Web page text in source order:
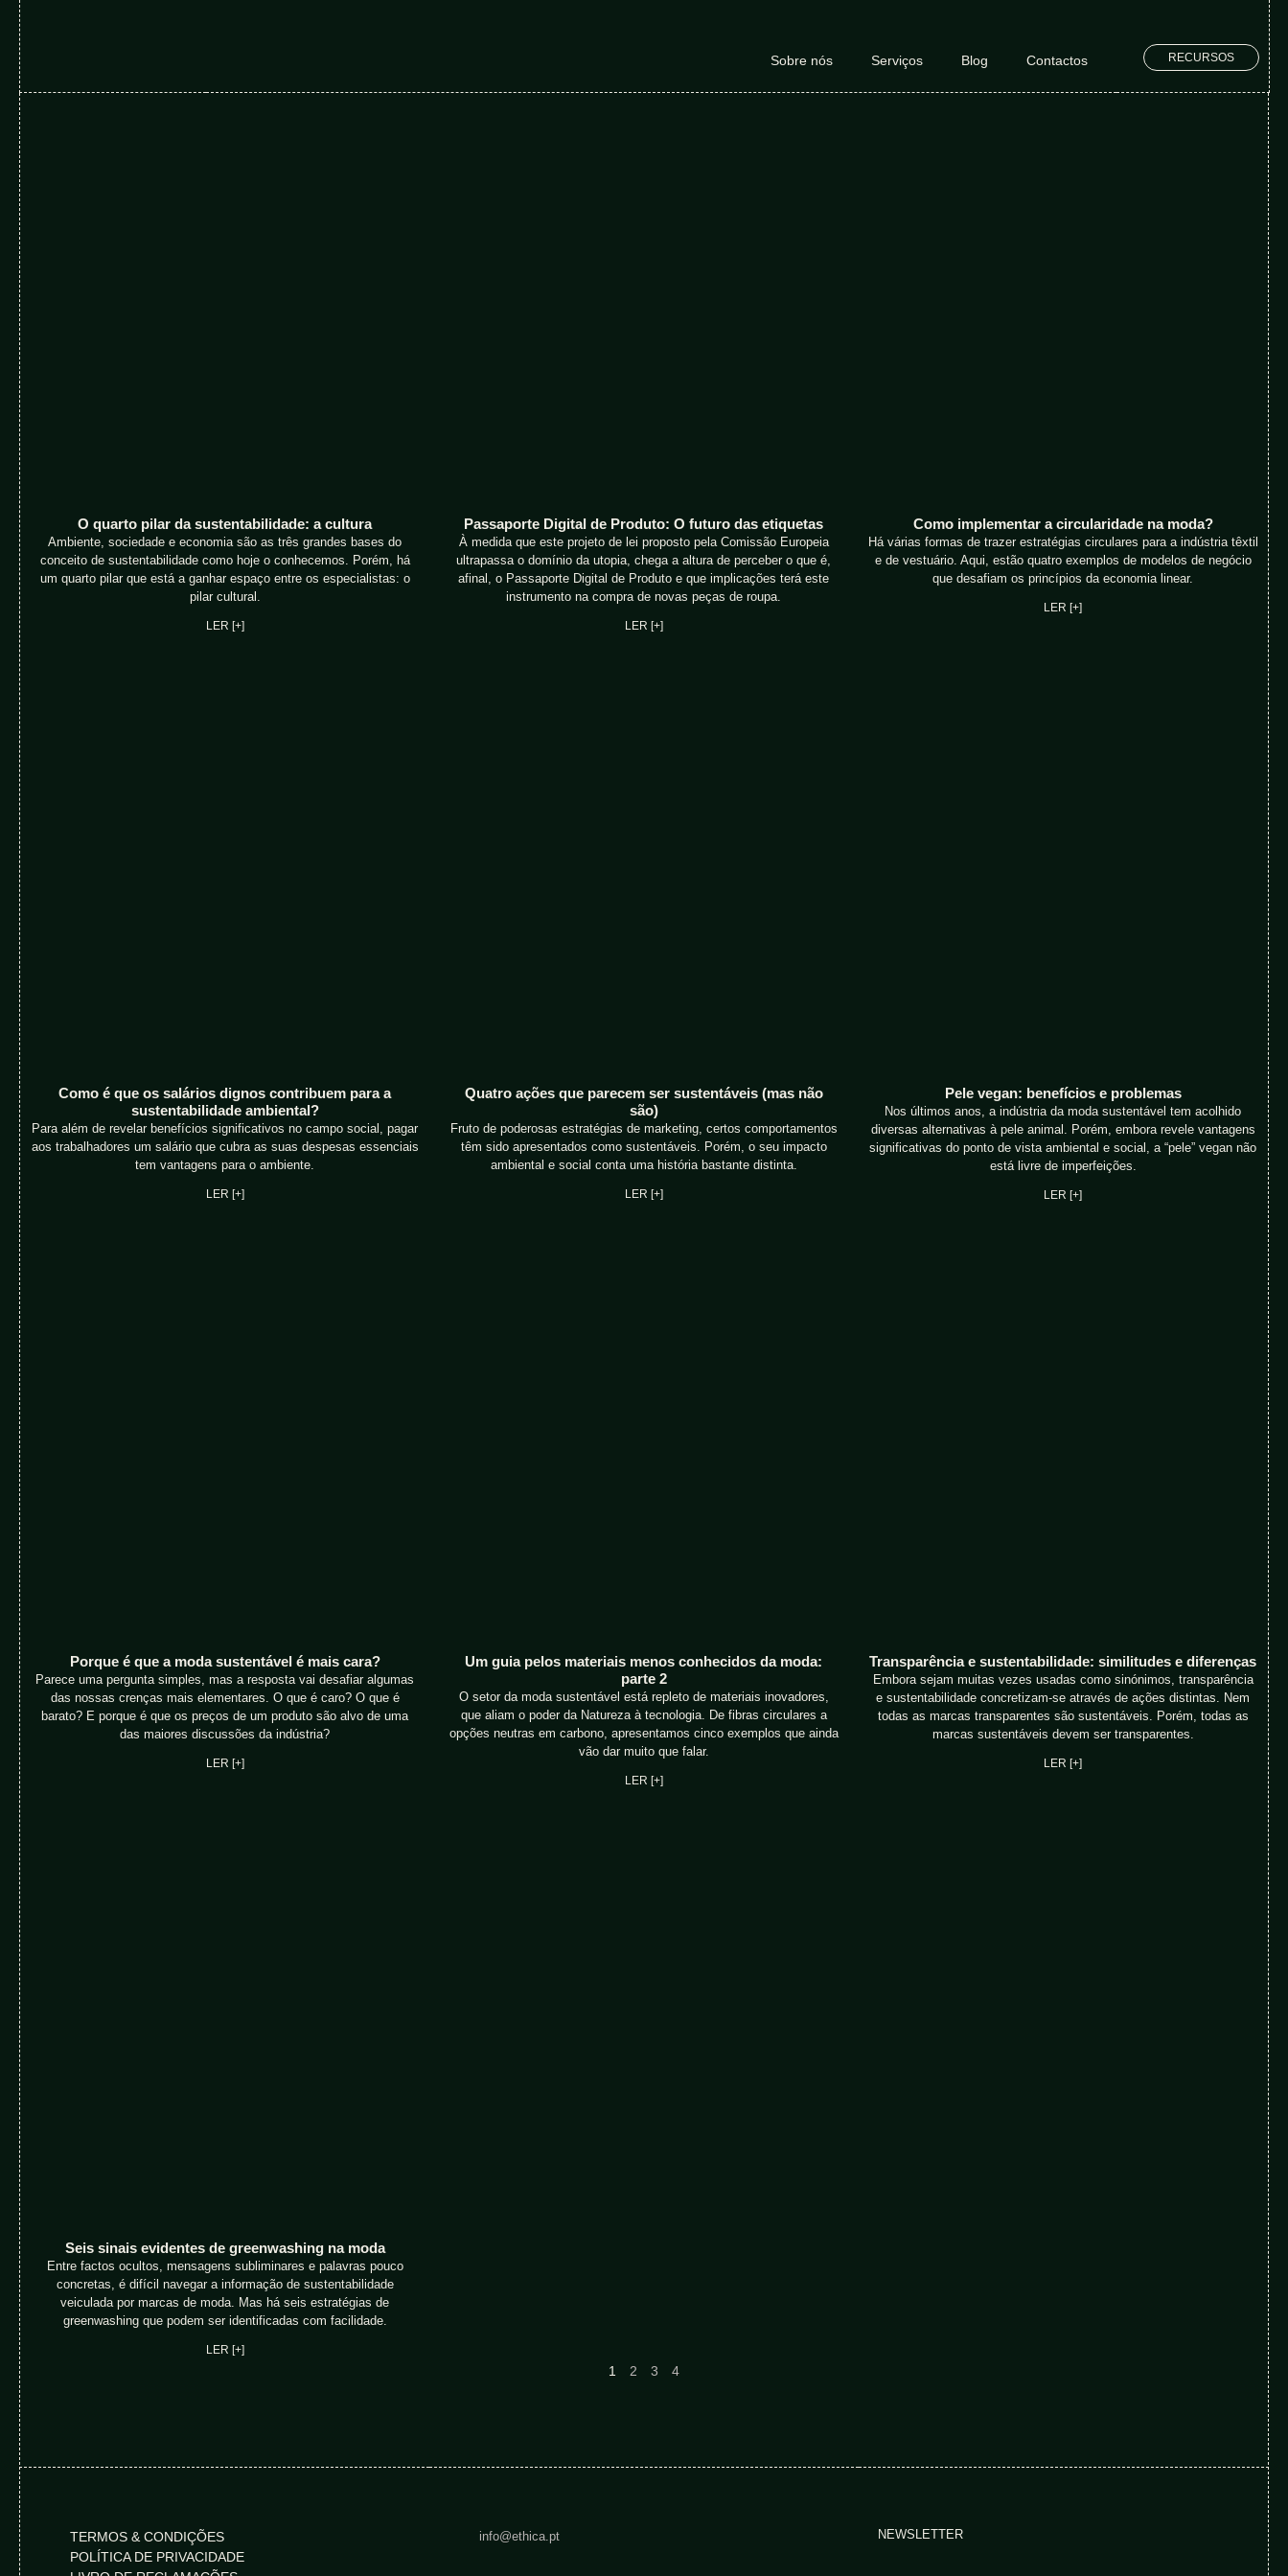
Sobre nós Serviços Blog Contactos RECURSOS
O quarto pilar da sustentabilidade: a cultura
Ambiente, sociedade e economia são as três grandes bases do
conceito de sustentabilidade como hoje o conhecemos. Porém, há
um quarto pilar que está a ganhar espaço entre os especialistas: o
pilar cultural.
LER [+]
Passaporte Digital de Produto: O futuro das etiquetas
À medida que este projeto de lei proposto pela Comissão Europeia
ultrapassa o domínio da utopia, chega a altura de perceber o que é,
afinal, o Passaporte Digital de Produto e que implicações terá este
instrumento na compra de novas peças de roupa.
LER [+]
Como implementar a circularidade na moda?
Há várias formas de trazer estratégias circulares para a indústria têxtil
e de vestuário. Aqui, estão quatro exemplos de modelos de negócio
que desafiam os princípios da economia linear.
LER [+]
Como é que os salários dignos contribuem para a
sustentabilidade ambiental?
Para além de revelar benefícios significativos no campo social, pagar
aos trabalhadores um salário que cubra as suas despesas essenciais
tem vantagens para o ambiente.
LER [+]
Quatro ações que parecem ser sustentáveis (mas não
são)
Fruto de poderosas estratégias de marketing, certos comportamentos
têm sido apresentados como sustentáveis. Porém, o seu impacto
ambiental e social conta uma história bastante distinta.
LER [+]
Pele vegan: benefícios e problemas
Nos últimos anos, a indústria da moda sustentável tem acolhido
diversas alternativas à pele animal. Porém, embora revele vantagens
significativas do ponto de vista ambiental e social, a “pele” vegan não
está livre de imperfeições.
LER [+]
Porque é que a moda sustentável é mais cara?
Parece uma pergunta simples, mas a resposta vai desafiar algumas
das nossas crenças mais elementares. O que é caro? O que é
barato? E porque é que os preços de um produto são alvo de uma
das maiores discussões da indústria?
LER [+]
Um guia pelos materiais menos conhecidos da moda:
parte 2
O setor da moda sustentável está repleto de materiais inovadores,
que aliam o poder da Natureza à tecnologia. De fibras circulares a
opções neutras em carbono, apresentamos cinco exemplos que ainda
vão dar muito que falar.
LER [+]
Transparência e sustentabilidade: similitudes e diferenças
Embora sejam muitas vezes usadas como sinónimos, transparência
e sustentabilidade concretizam-se através de ações distintas. Nem
todas as marcas transparentes são sustentáveis. Porém, todas as
marcas sustentáveis devem ser transparentes.
LER [+]
Seis sinais evidentes de greenwashing na moda
Entre factos ocultos, mensagens subliminares e palavras pouco
concretas, é difícil navegar a informação de sustentabilidade
veiculada por marcas de moda. Mas há seis estratégias de
greenwashing que podem ser identificadas com facilidade.
LER [+]
1 2 3 4
TERMOS & CONDIÇÕES
POLÍTICA DE PRIVACIDADE
info@ethica.pt NEWSLETTER